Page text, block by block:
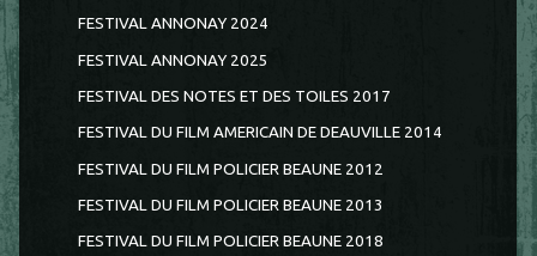
FESTIVAL ANNONAY 2024
FESTIVAL ANNONAY 2025
FESTIVAL DES NOTES ET DES TOILES 2017
FESTIVAL DU FILM AMERICAIN DE DEAUVILLE 2014
FESTIVAL DU FILM POLICIER BEAUNE 2012
FESTIVAL DU FILM POLICIER BEAUNE 2013
FESTIVAL DU FILM POLICIER BEAUNE 2018